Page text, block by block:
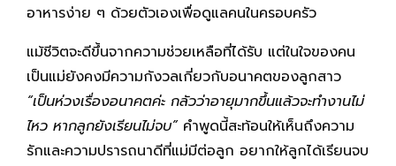
อาหารง่าย ๆ ด้วยตัวเองเพื่อดูแลคนในครอบครัว
แม้ชีวิตจะดีขึ้นจากความช่วยเหลือที่ได้รับ แต่ในใจของคน
เป็นแม่ยังคงมีความกังวลเกี่ยวกับอนาคตของลูกสาว
“เป็นห่วงเรื่องอนาคตค่ะ กลัวว่าอายุมากขึ้นแล้วจะทำงานไม่
ไหว หากลูกยังเรียนไม่จบ”คำพูดนี้สะท้อนให้เห็นถึงความ
รักและความปรารถนาดีที่แม่มีต่อลูก อยากให้ลูกได้เรียนจบ